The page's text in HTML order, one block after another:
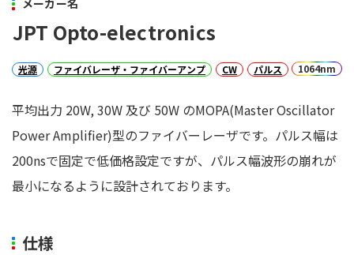
JPT Opto-electronics
光源 ファイバレーザ・ファイバーアンプ CW パルス 1064nm
平均出力 20W, 30W 及び 50W のMOPA(Master Oscillator
Power Amplifier)型のファイバーレーザです。パルス幅は
200nsで固定で低価格設定ですが、パルス幅波形の崩れが
最小になるように設計されております。
仕様